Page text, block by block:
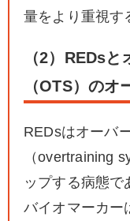
量をより重視す
（2）REDs
（OTS）のオ
REDsはオーバ
（overtraining
ップする病態
バイオマーカー